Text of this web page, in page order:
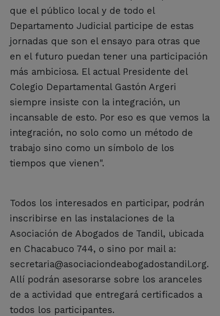
que el público local y de todo el
Departamento Judicial participe de estas
jornadas que son el ensayo para otras que
en el futuro puedan tener una participación
más ambiciosa. El actual Presidente del
Colegio Departamental Gastón Argeri
siempre insiste con la integración, un
incansable de esto. Por eso es que vemos la
integración, no solo como un método de
trabajo sino como un símbolo de los
tiempos que vienen".
Todos los interesados en participar, podrán
inscribirse en las instalaciones de la
Asociación de Abogados de Tandil, ubicada
en Chacabuco 744, o sino por mail a:
secretaria@asociaciondeabogadostandil.org.
Allí podrán asesorarse sobre los aranceles
de a actividad que entregará certificados a
todos los participantes.